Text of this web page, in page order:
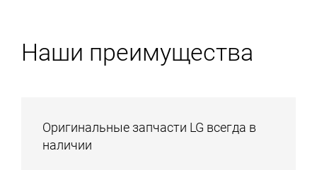
Наши преимущества
Оригинальные запчасти LG всегда в
наличии